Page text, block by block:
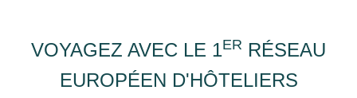
VOYAGEZ AVEC LE 1ER RÉSEAU
EUROPÉEN D'HÔTELIERS